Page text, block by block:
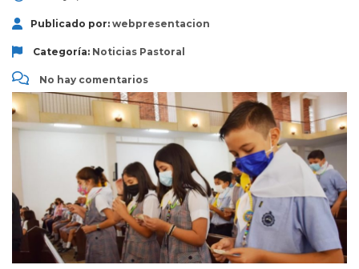
Publicado por: webpresentacion
Categoría: Noticias Pastoral
No hay comentarios